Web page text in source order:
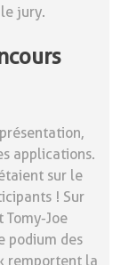
jury.
applications.
sur le
! Sur
Tomy-Joe
podium des
remportent la